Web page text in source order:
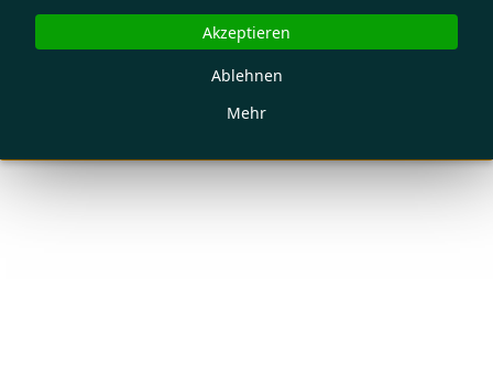
Mehr
Ablehnen
Akzeptieren